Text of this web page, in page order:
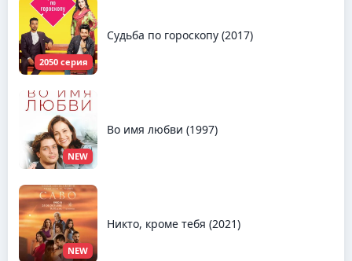
2050 серия
Судьба по гороскопу (2017)
NEW
Во имя любви (1997)
NEW
Никто, кроме тебя (2021)